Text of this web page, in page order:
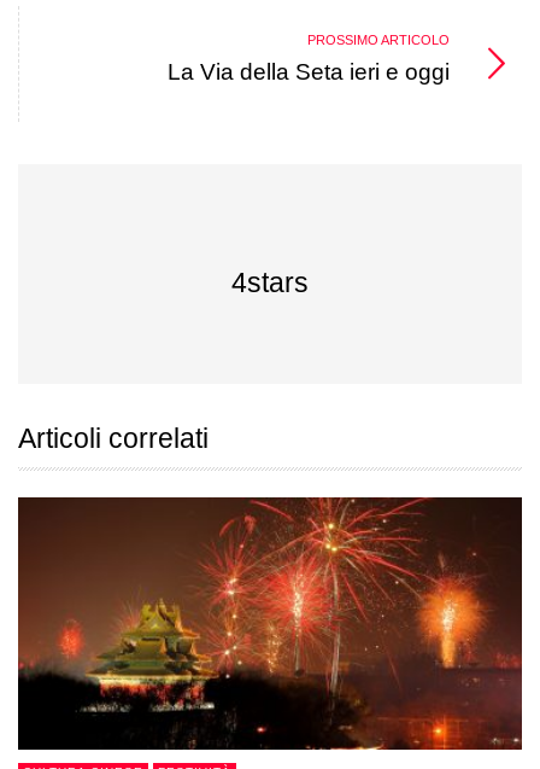
PROSSIMO ARTICOLO
La Via della Seta ieri e oggi
4stars
Articoli correlati